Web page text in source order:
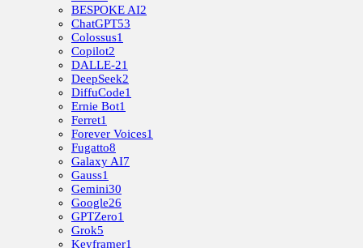
BESPOKE AI2
ChatGPT53
Colossus1
Copilot2
DALLE-21
DeepSeek2
DiffuCode1
Ernie Bot1
Ferret1
Forever Voices1
Fugatto8
Galaxy AI7
Gauss1
Gemini30
Google26
GPTZero1
Grok5
Keyframer1